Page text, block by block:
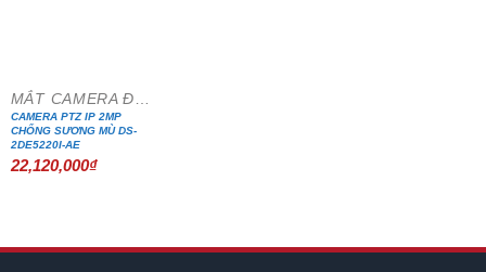
CAMERA PTZ IP 2MP
CHỐNG SƯƠNG MÙ DS-
2DE5220I-AE
22,120,000₫